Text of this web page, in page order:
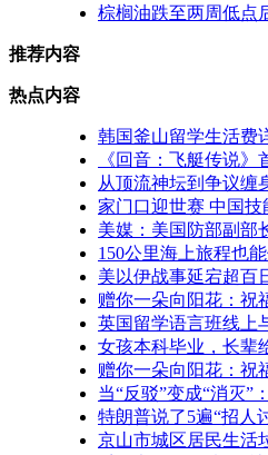
棕榈油跌至两周低点
推荐内容
热点内容
韩国釜山留学生活费
《回音：飞艇传说
从顶流神坛到争议缠
家门口迎世赛 中国
美媒：美国防部副部
150公里海上旅程也
美以伊战事延宕超百
赠你一朵向阳花：祝
英国留学语言班线上
女孩本科毕业，长辈
赠你一朵向阳花：祝
当“反驳”变成“消灭”
特朗普说了5遍“招人
京山市城区居民生活